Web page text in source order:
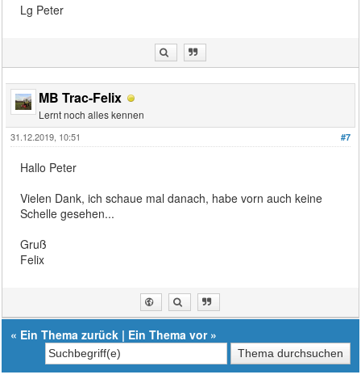
Lg Peter
MB Trac-Felix
Lernt noch alles kennen
#7
31.12.2019, 10:51
Hallo Peter
Vielen Dank, ich schaue mal danach, habe vorn auch keine
Schelle gesehen...
Gruß
Felix
« Ein Thema zurück | Ein Thema vor»